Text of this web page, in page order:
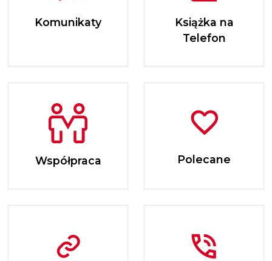
Komunikaty
Książka na
Telefon
Współpraca Polecane